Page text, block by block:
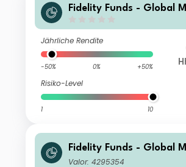
Fidelity Funds - Global
Jährliche Rendite
-50% 0% +50%
Risiko-Level
1 10
Fidelity Funds - Global
rowth & Income Fund E-
Valor: 4295354